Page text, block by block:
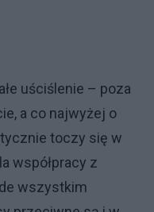
uściślenie – poza
a co najwyżej o
toczy się w
współpracy z
wszystkim